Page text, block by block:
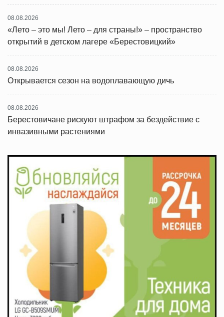
08.08.2026
«Лето – это мы! Лето – для страны!» – пространство
открытий в детском лагере «Берестовицкий»
08.08.2026
Открывается сезон на водоплавающую дичь
08.08.2026
Берестовичане рискуют штрафом за бездействие с
инвазивными растениями